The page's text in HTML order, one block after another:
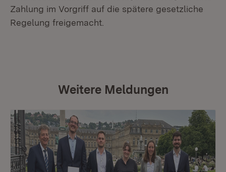
Zahlung im Vorgriff auf die spätere gesetzliche
Regelung freigemacht.
Weitere Meldungen